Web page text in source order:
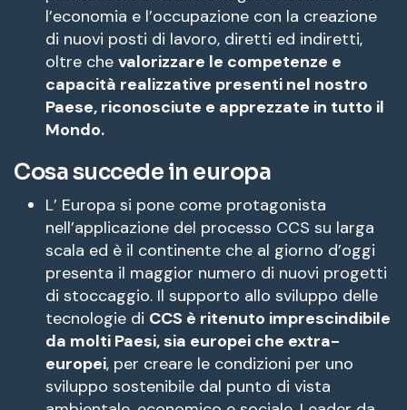
l’economia e l’occupazione con la creazione
di nuovi posti di lavoro, diretti ed indiretti,
oltre che valorizzare le competenze e
capacità realizzative presenti nel nostro
Paese, riconosciute e apprezzate in tutto il
Mondo.
Cosa succede in europa
L’ Europa si pone come protagonista
nell’applicazione del processo CCS su larga
scala ed è il continente che al giorno d’oggi
presenta il maggior numero di nuovi progetti
di stoccaggio. Il supporto allo sviluppo delle
tecnologie di CCS è ritenuto imprescindibile
da molti Paesi, sia europei che extra-
europei, per creare le condizioni per uno
sviluppo sostenibile dal punto di vista